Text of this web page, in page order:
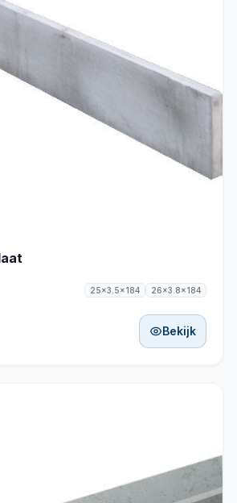
25x3.5x184 26x3.8x184
Bekijk